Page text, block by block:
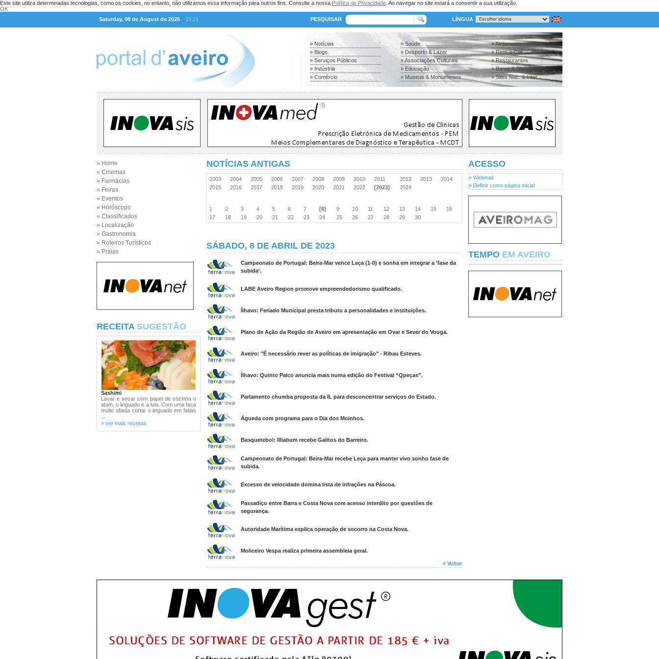
Este site utiliza determinadas tecnologias, como os cookies, no entanto, não utilizamos essa informação para outros fins. Consulte a nossa Política de Privacidade . Ao navegar no site estará a consentir a sua utilização.
OK
Saturday, 08 de August de 2026
15:21 PESQUISAR LÍNGUA
» Notícias
» Blogs
» Serviços Públicos
» Indústria
» Comércio
» Saúde
» Desporto & Lazer
» Associações Culturais
» Educação
» Museus & Monumentos
» Alojamento
» Rent-a-Car
» Restaurantes
» Bares & Discotecas
» Sites Nac. & Inter.
» Home
» Cinemas
» Farmácias
» Feiras
» Eventos
» Horóscopo
» Classificados
» Localização
» Gastronomia
» Roteiros Turísticos
» Praias
RECEITA SUGESTÃO
Sashimi
Lavar e secar com papel de cozinha o
atum, o linguado e a lula. Com uma faca
muito afiada cortar o linguado em fatias
» ver mais receitas
NOTÍCIAS ANTIGAS
2003 2004 2005 2006 2007 2008 2009 2010 2011 2012 2013
2014
2015
2016 2017 2018 2019 2020 2021 2022 [2023] 2024
1 2 3 4 5 6 7 [8] 9 10 11 12 13 14 15
16
17
18 19 20 21 22 23 24 25 26 27 28 29 30
SÁBADO, 8 DE ABRIL DE 2023
Campeonato de Portugal: Beira-Mar vence Leça (1-0) e sonha em integrar a 'fase da
subida'.
LABE Aveiro Region promove empreendedorismo qualificado.
Ílhavo: Feriado Municipal presta tributo a personalidades e instituições.
Plano de Ação da Região de Aveiro em apresentação em Ovar e Sever do Vouga.
Aveiro: "É necessário rever as políticas de imigração" - Ribau Esteves.
Ílhavo: Quinto Palco anuncia mais numa edição do Festival “Qpeças”.
Parlamento chumba proposta da IL para desconcentrar serviços do Estado.
Águeda com programa para o Dia dos Moinhos.
Basquetebol: Illiabum recebe Galitos do Barreiro.
Campeonato de Portugal: Beira-Mar recebe Leça para manter vivo sonho fase de
subida.
Excesso de velocidade domina lista de infrações na Páscoa.
Passadiço entre Barra e Costa Nova com acesso interdito por questões de
segurança.
Autoridade Marítima explica operação de socorro na Costa Nova.
Moliceiro Vespa realiza primeira assembleia geral.
« Voltar
ACESSO
» Webmail
» Definir como página inicial
TEMPO EM AVEIRO